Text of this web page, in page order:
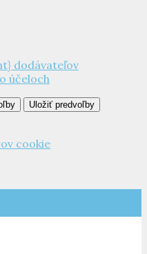
dodávateľov
účeloch
Uložiť predvoľby
cookie